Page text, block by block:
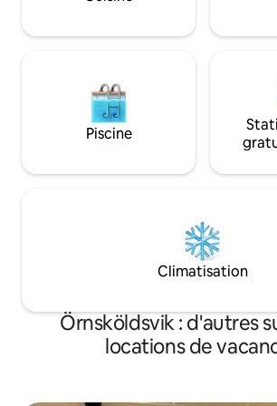
Piscine
Climatisation
Örnsköldsvik : d'autres
locations de